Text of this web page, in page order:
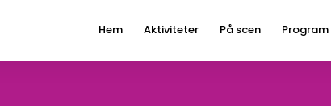
Hem Aktiviteter På scen Program